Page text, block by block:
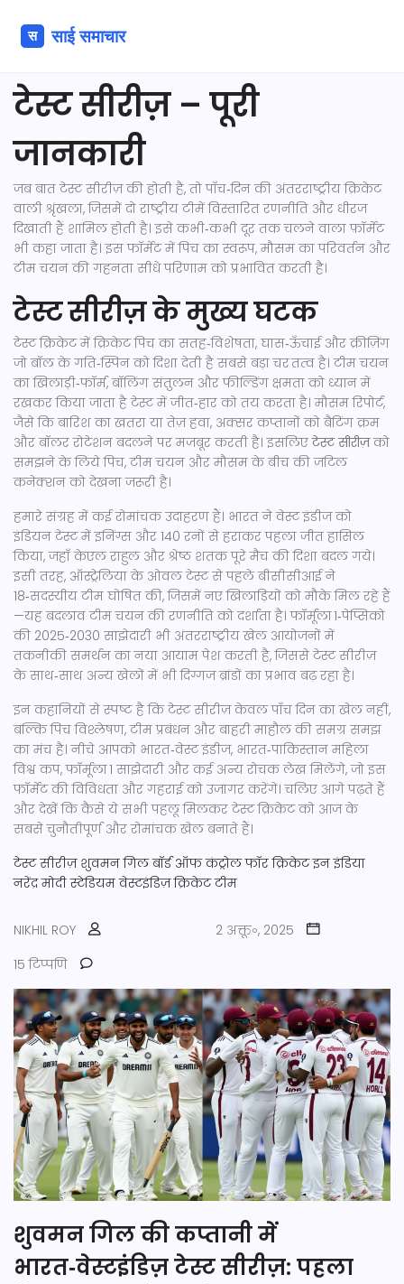
टेस्ट सीरीज़ – पूरी
जानकारी
जब बातटेस्ट सीरीज़की होती है, तोपाँच‑दिन की अंतरराष्ट्रीय क्रिकेट
वाली श्रृंखला, जिसमें दो राष्ट्रीय टीमें विस्तारित रणनीति और धीरज
दिखाती हैं शामिल होती है। इसे कभी‑कभीदूर तक चलने वाला फ़ॉर्मेट
भी कहा जाता है। इस फॉर्मेट में पिच का स्वरूप, मौसम का परिवर्तन और
टीम चयन की गहनता सीधे परिणाम को प्रभावित करती है।
टेस्ट सीरीज़ के मुख्य घटक
टेस्ट क्रिकेट मेंक्रिकेट पिचका सतह‑विशेषता, घास‑ऊँचाई और क्रीज़िंग
जो बॉल के गति‑स्पिन को दिशा देती है सबसे बड़ा चर तत्व है।टीम चयन
काखिलाड़ी‑फॉर्म, बॉलिंग संतुलन और फील्डिंग क्षमता को ध्यान में
रखकर किया जाता हैटेस्ट में जीत‑हार को तय करता है। मौसम रिपोर्ट,
जैसे कि बारिश का खतरा या तेज़ हवा, अक्सर कप्तानों को बैटिंग क्रम
और बॉलर रोटेशन बदलने पर मजबूर करती है। इसलिएटेस्ट सीरीज़को
समझने के लिये पिच, टीम चयन और मौसम के बीच की जटिल
कनेक्शन को देखना जरूरी है।
हमारे संग्रह में कई रोमांचक उदाहरण हैं। भारत ने वेस्ट इंडीज को
इंडियन टेस्टमेंइनिंग्स और 140 रनों से हराकर पहला जीत हासिल
किया, जहाँ केएल राहुल और श्रेष्‍ठ शतक पूरे मैच की दिशा बदल गये।
इसी तरह, ऑस्ट्रेलिया के ओवल टेस्ट से पहले बीसीसीआई ने
18‑सदस्यीय टीम घोषित की, जिसमें नए खिलाड़ियों को मौके मिल रहे हैं
—यह बदलाव टीम चयन की रणनीति को दर्शाता है। फॉर्मूला 1‑पेप्सिको
की 2025‑2030 साझेदारी भी अंतरराष्ट्रीय खेल आयोजनों में
तकनीकी समर्थन का नया आयाम पेश करती है, जिससे टेस्ट सीरीज़
के साथ‑साथ अन्य खेलों में भी दिग्गज ब्रांडों का प्रभाव बढ़ रहा है।
इन कहानियों से स्पष्ट है कि टेस्ट सीरीज़ केवल पाँच दिन का खेल नहीं,
बल्कि पिच विश्लेषण, टीम प्रबंधन और बाहरी माहौल की समग्र समझ
का मंच है। नीचे आपको भारत‑वेस्ट इंडीज, भारत‑पाकिस्तान महिला
विश्व कप, फॉर्मूला 1 साझेदारी और कई अन्य रोचक लेख मिलेंगे, जो इस
फॉर्मेट की विविधता और गहराई को उजागर करेंगे। चलिए आगे पढ़ते हैं
और देखें कि कैसे ये सभी पहलू मिलकर टेस्ट क्रिकेट को आज के
सबसे चुनौतीपूर्ण और रोमांचक खेल बनाते हैं।
टेस्ट सीरीज़ शुवमन गिल बॉर्ड ऑफ कंट्रोल फॉर क्रिकेट इन इंडिया
नरेंद्र मोदी स्टेडियम वेस्टइंडिज़ क्रिकेट टीम
NIKHIL ROY
2 अक्तू॰, 2025
15 टिप्पणि
शुवमन गिल की कप्तानी में
भारत‑वेस्टइंडिज़ टेस्ट सीरीज़: पहला